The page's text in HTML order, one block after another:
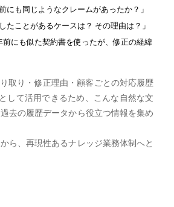
にも同じようなクレームがあったか？」
たことがあるケースは？ その理由は？」
前にも似た契約書を使ったが、修正の経緯
取り・修正理由・顧客ごとの対応履歴
して活用できるため、こんな自然な文
去の履歴データから役立つ情報を集め
ら、再現性あるナレッジ業務体制へと